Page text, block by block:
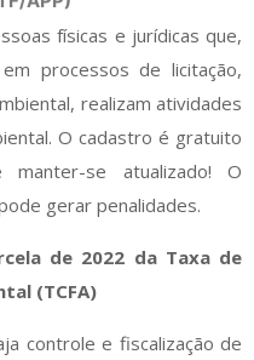
físicas e jurídicas que,
processos de licitação,
realizam atividades
O cadastro é gratuito
se atualizado! O
gerar penalidades.
de 2022 da Taxa de
(TCFA)
controle e fiscalização de